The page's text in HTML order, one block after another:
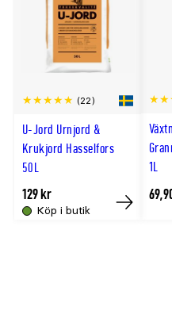
Fat Ø26cm passar
Fat Ø34cm passar
Fat Ø38cm passar
Fat Ø51cm passar
U-Jord Urnjord &
Krukjord Hasselfors
50L
(22)
Köp i butik
129 kr
Köp
1L